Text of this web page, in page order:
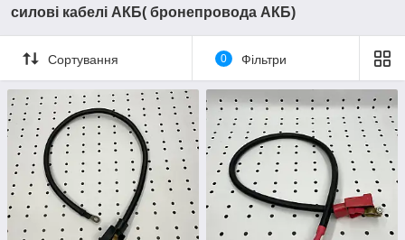
силові кабелі АКБ( бронепровода АКБ)
Сортування 0 Фільтри